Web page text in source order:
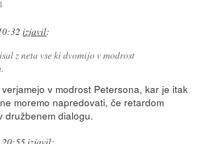
izjavil:
z neta vse ki dvomijo v modrost
v modrost Petersona, kar je itak
moremo napredovati, če retardom
družbenem dialogu.